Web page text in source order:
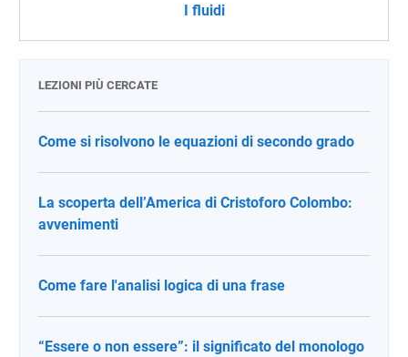
I fluidi
LEZIONI PIÙ CERCATE
Come si risolvono le equazioni di secondo grado
La scoperta dell’America di Cristoforo Colombo:
avvenimenti
Come fare l'analisi logica di una frase
“Essere o non essere”: il significato del monologo